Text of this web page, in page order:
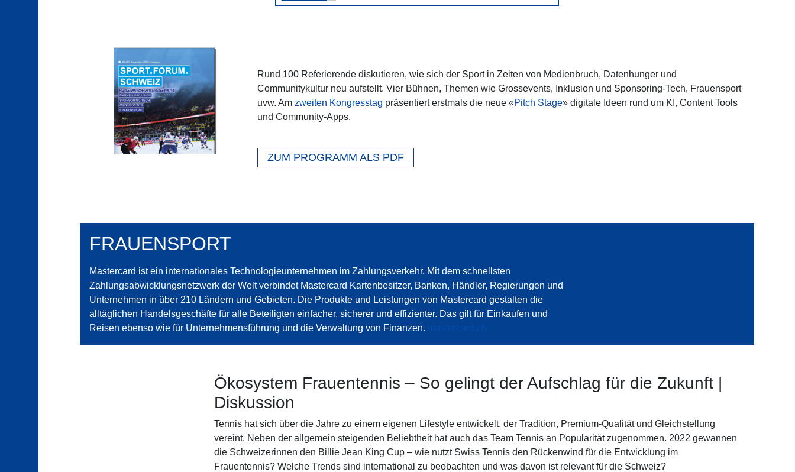
Rund 100 Referierende diskutieren, wie sich der Sport in Zeiten von Medienbruch, Datenhunger und
Communitykultur neu aufstellt. Vier Bühnen, Themen wie Grossevents, Inklusion und Sponsoring-Tech, Frauensport
uvw. Am zweiten Kongresstag präsentiert erstmals die neue «Pitch Stage» digitale Ideen rund um KI, Content Tools
und Community-Apps.
ZUM PROGRAMM ALS PDF
FRAUENSPORT
Mastercard ist ein internationales Technologieunternehmen im Zahlungsverkehr. Mit dem schnellsten
Zahlungsabwicklungsnetzwerk der Welt verbindet Mastercard Kartenbesitzer, Banken, Händler, Regierungen und
Unternehmen in über 210 Ländern und Gebieten. Die Produkte und Leistungen von Mastercard gestalten die
alltäglichen Handelsgeschäfte für alle Beteiligten einfacher, sicherer und effizienter. Das gilt für Einkaufen und
Reisen ebenso wie für Unternehmensführung und die Verwaltung von Finanzen. mastercard.ch
Ökosystem Frauentennis – So gelingt der Aufschlag für die Zukunft |
Diskussion
Tennis hat sich über die Jahre zu einem eigenen Lifestyle entwickelt, der Tradition, Premium-Qualität und Gleichstellung
vereint. Neben der allgemein steigenden Beliebtheit hat auch das Team Tennis an Popularität zugenommen. 2022 gewannen
die Schweizerinnen den Billie Jean King Cup – wie nutzt Swiss Tennis den Rückenwind für die Entwicklung im
Frauentennis? Welche Trends sind international zu beobachten und was davon ist relevant für die Schweiz?